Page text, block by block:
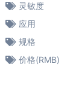
灵敏度
应用
规格
价格(RMB)